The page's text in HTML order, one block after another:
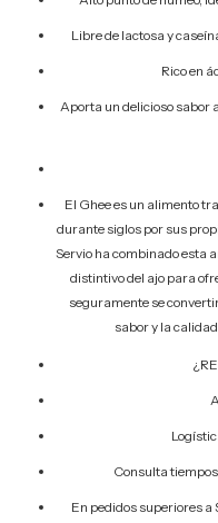
Libre de lactosa y
Rico en
Aporta un delicioso sabor
El Ghee es un alimento
durante siglos por sus
Servio ha combinado esta
distintivo del ajo para
seguramente se
sabor y la
Consulta
En pedidos superiores